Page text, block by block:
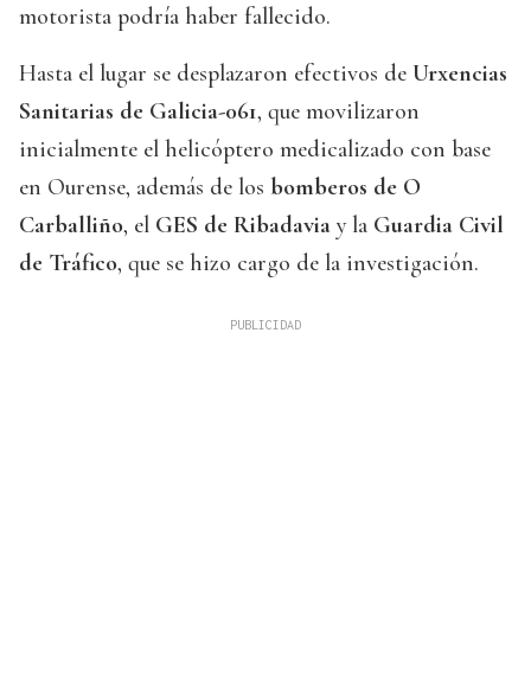
motorista podría haber fallecido.
Hasta el lugar se desplazaron efectivos de Urxencias
Sanitarias de Galicia-061, que movilizaron
inicialmente el helicóptero medicalizado con base
en Ourense, además de los bomberos de O
Carballiño, el GES de Ribadavia y la Guardia Civil
de Tráfico, que se hizo cargo de la investigación.